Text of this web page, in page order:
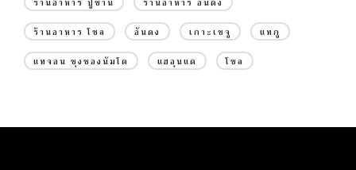
ร้านอาหาร โซล อันดง เกาะเชจู แทกู
แทจอน ชุงชองนัมโด แฮอุนแด โซล